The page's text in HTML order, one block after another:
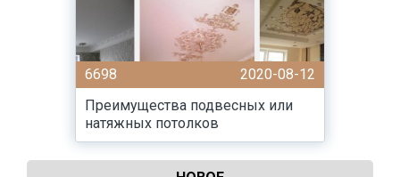
6698
2020-08-12
Преимущества подвесных или
натяжных потолков